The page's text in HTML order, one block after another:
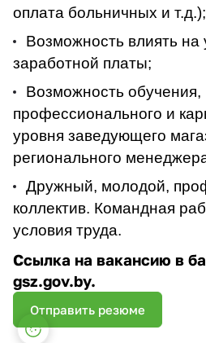
оплата больничных и т.д.);
Возможность влиять на
заработной платы;
Возможность обучения,
профессионального и
уровня заведующего
регионального
Дружный, молодой,
коллектив. Командная
условия труда.
Ссылка на вакансию в
gsz.gov.by.
Отправить резюме
Настройки файлов cookie